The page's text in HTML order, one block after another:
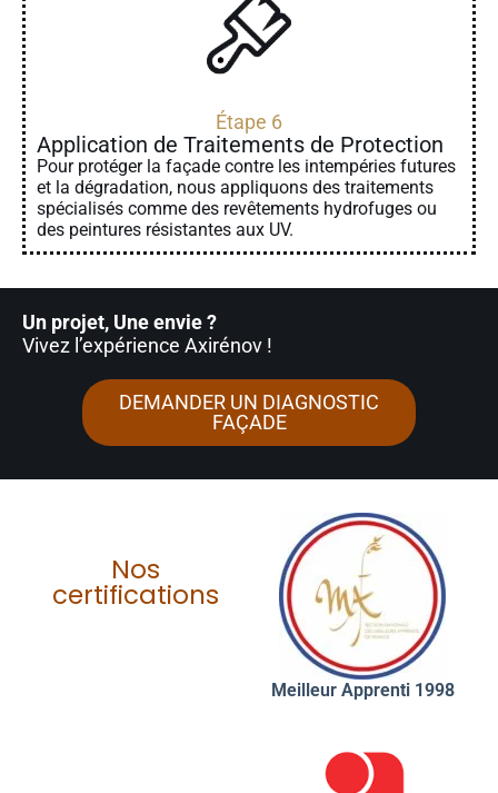
Étape 6
Application de Traitements de Protection
Pour protéger la façade contre les intempéries futures
et la dégradation, nous appliquons des traitements
spécialisés comme des revêtements hydrofuges ou
des peintures résistantes aux UV.
Un projet, Une envie ?
Vivez l’expérience Axirénov !
DEMANDER UN DIAGNOSTIC
FAÇADE
Nos
certifications
Meilleur Apprenti 1998